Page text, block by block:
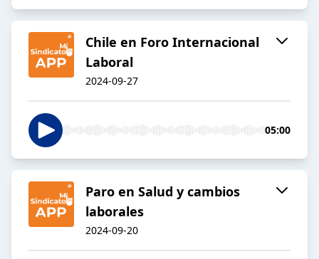
Chile en Foro Internacional
Laboral
2024-09-27
05:00
Paro en Salud y cambios
laborales
2024-09-20